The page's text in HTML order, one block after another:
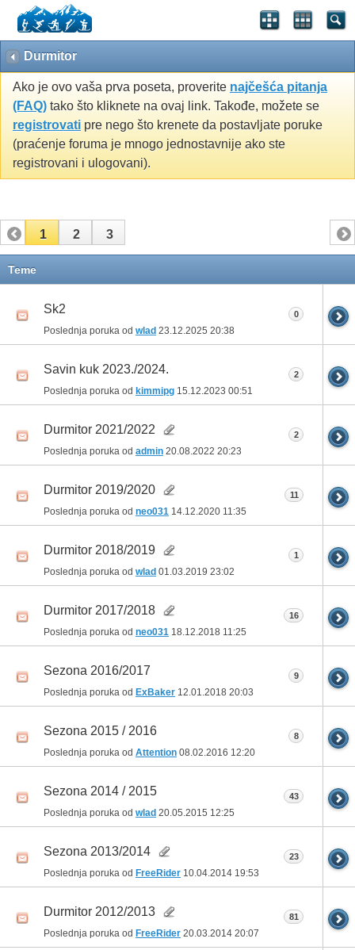
Durmitor
Ako je ovo vaša prva poseta, proverite najčešća pitanja
(FAQ) tako što kliknete na ovaj link. Takođe, možete se
registrovati pre nego što krenete da postavljate poruke
(praćenje foruma je mnogo jednostavnije ako ste
registrovani i ulogovani).
1 2 3
Teme
Sk2
Poslednja poruka od wlad 23.12.2025 20:38
0
Savin kuk 2023./2024.
Poslednja poruka od kimmipg 15.12.2023 00:51
2
Durmitor 2021/2022
Poslednja poruka od admin 20.08.2022 20:23
2
Durmitor 2019/2020
Poslednja poruka od neo031 14.12.2020 11:35
11
Durmitor 2018/2019
Poslednja poruka od wlad 01.03.2019 23:02
1
Durmitor 2017/2018
Poslednja poruka od neo031 18.12.2018 11:25
16
Sezona 2016/2017
Poslednja poruka od ExBaker 12.01.2018 20:03
9
Sezona 2015 / 2016
Poslednja poruka od Attention 08.02.2016 12:20
8
Sezona 2014 / 2015
Poslednja poruka od wlad 20.05.2015 12:25
43
Sezona 2013/2014
Poslednja poruka od FreeRider 10.04.2014 19:53
23
Durmitor 2012/2013
Poslednja poruka od FreeRider 20.03.2014 20:07
81